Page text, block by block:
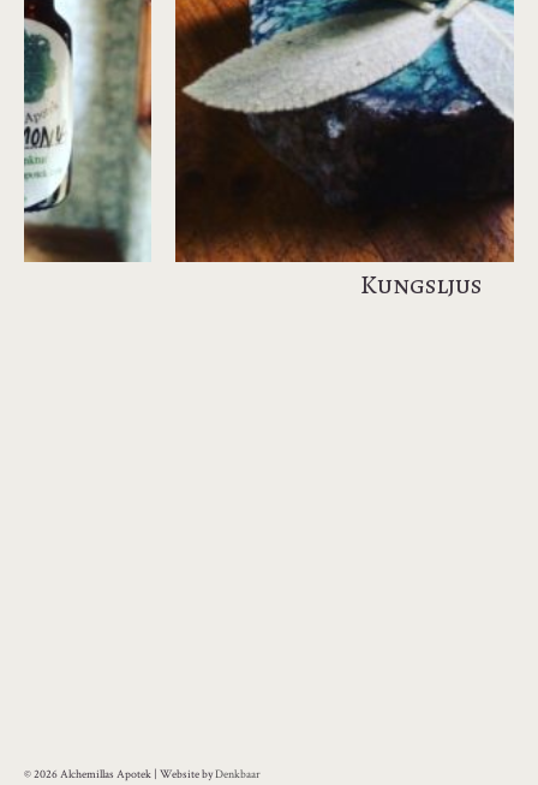
© 2026 Alchemillas Apotek | Website byDenkbaar